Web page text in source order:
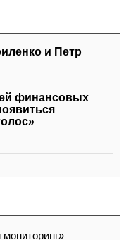
и Петр
финансовых